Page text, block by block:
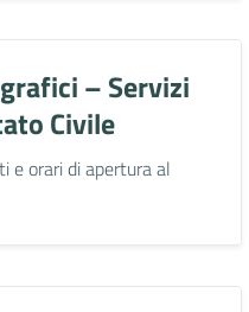
– Servizi
Civile
e orari di apertura al